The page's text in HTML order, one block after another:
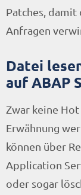
Patches,
Anfragen
Datei
auf ABAP
Zwar keine
Erwähnung
können über
Application
oder sogar